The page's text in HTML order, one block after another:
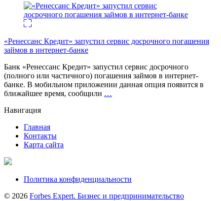
«Ренессанс Кредит» запустил сервис досрочного погашения
займов в интернет-банке
Банк «Ренессанс Кредит» запустил сервис досрочного
(полного или частичного) погашения займов в интернет-
банке. В мобильном приложении данная опция появится в
ближайшее время, сообщили …
Навигация
Главная
Контакты
Карта сайта
Политика конфиденциальности
© 2026 Forbes Expert. Бизнес и предпринимательство